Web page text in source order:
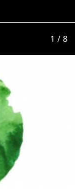
1 / 8